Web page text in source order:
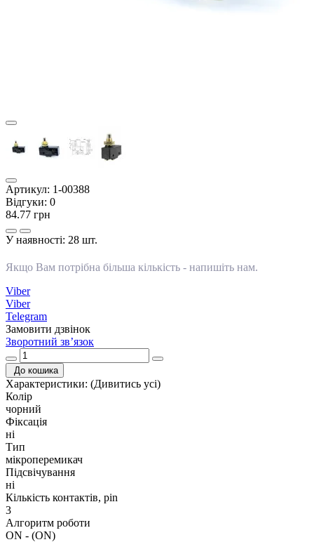
Артикул: 1-00388
Відгуки: 0
84.77 грн
У наявності: 28 шт.
Якщо Вам потрібна більша кількість - напишіть нам.
Viber
Viber
Telegram
Замовити дзвінок
Зворотний зв’язок
До кошика
Характеристики: (Дивитись усі)
Колір
чорний
Фіксація
ні
Тип
мікроперемикач
Підсвічування
ні
Кількість контактів, pin
3
Алгоритм роботи
ON - (ON)